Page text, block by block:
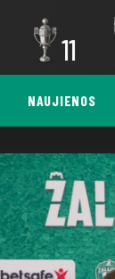
11
NAUJIENOS